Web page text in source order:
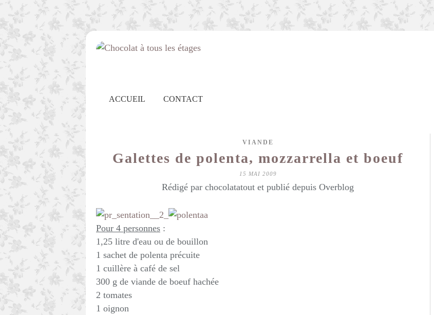
ACCUEIL CONTACT
VIANDE
Galettes de polenta, mozzarrella et boeuf
15 MAI 2009
Rédigé par chocolatatout et publié depuis Overblog
Pour 4 personnes :
1,25 litre d'eau ou de bouillon
1 sachet de polenta précuite
1 cuillère à café de sel
300 g de viande de boeuf hachée
2 tomates
1 oignon